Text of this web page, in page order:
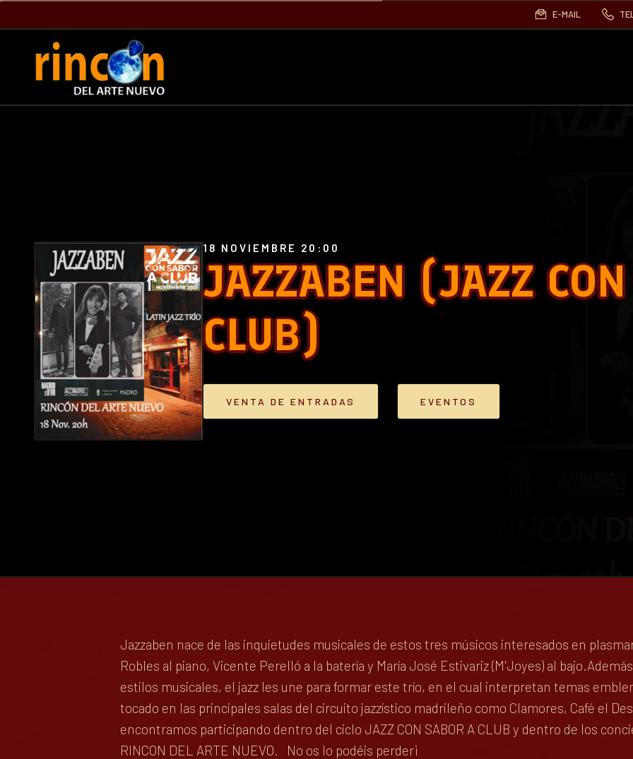
E-MAIL
JAZZABEN (JAZZ
CLUB)
18 NOVIEMBRE 20:00
VENTA DE ENTRADAS EVENTOS
Jazzaben nace de las inquietudes musicales de estos tres músicos interesados en
Robles al piano, Vicente Perelló a la batería y María José Estivariz (M'Joyes) al
estilos musicales, el jazz les une para formar este trío, en el cual interpretan temas
tocado en las principales salas del circuito jazzístico madrileño como Clamores, Café el
encontramos participando dentro del ciclo JAZZ CON SABOR A CLUB y dentro de los
RINCON DEL ARTE NUEVO. No os lo podéis perder¡